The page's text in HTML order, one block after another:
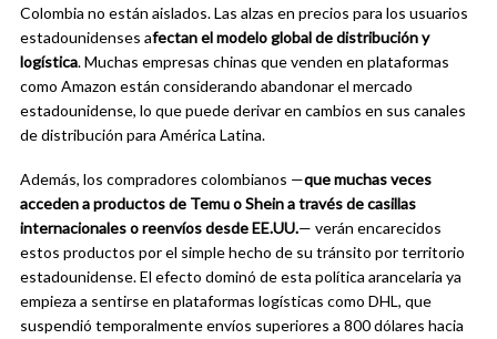
Colombia no están aislados. Las alzas en precios para los usuarios
estadounidenses afectan el modelo global de distribución y
logística. Muchas empresas chinas que venden en plataformas
como Amazon están considerando abandonar el mercado
estadounidense, lo que puede derivar en cambios en sus canales
de distribución para América Latina.
Además, los compradores colombianos —que muchas veces
acceden a productos de Temu o Shein a través de casillas
internacionales o reenvíos desde EE.UU.— verán encarecidos
estos productos por el simple hecho de su tránsito por territorio
estadounidense. El efecto dominó de esta política arancelaria ya
empieza a sentirse en plataformas logísticas como DHL, que
suspendió temporalmente envíos superiores a 800 dólares hacia